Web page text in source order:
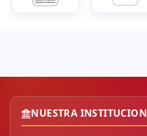
NUESTRA INSTITUCION